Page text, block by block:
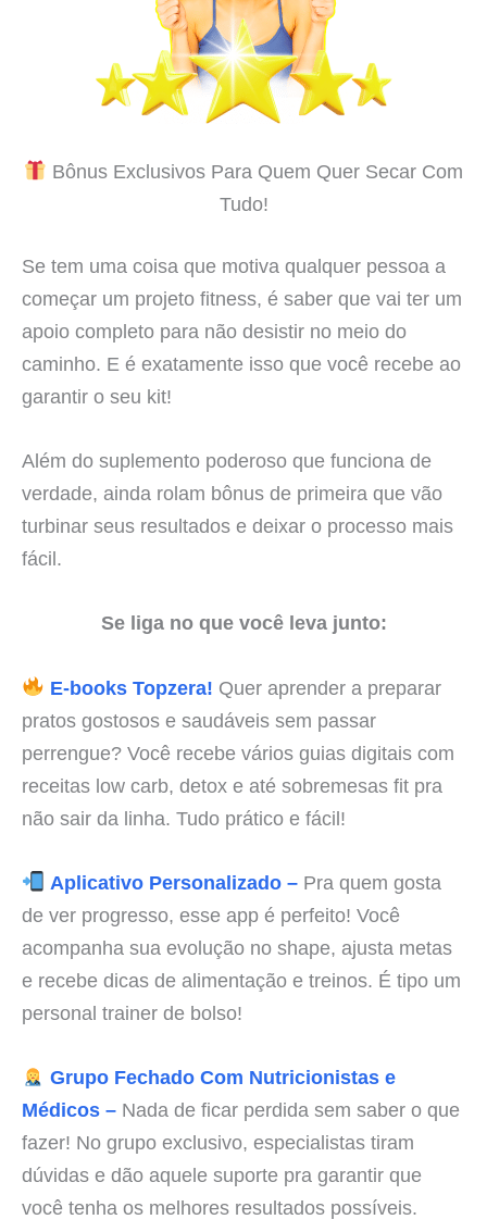
Bônus Exclusivos Para Quem Quer Secar Com
Tudo!
Se tem uma coisa que motiva qualquer pessoa a
começar um projeto fitness, é saber que vai ter um
apoio completo para não desistir no meio do
caminho. E é exatamente isso que você recebe ao
garantir o seu kit!
Além do suplemento poderoso que funciona de
verdade, ainda rolam bônus de primeira que vão
turbinar seus resultados e deixar o processo mais
fácil.
Se liga no que você leva junto:
E-books Topzera! Quer aprender a preparar
pratos gostosos e saudáveis sem passar
perrengue? Você recebe vários guias digitais com
receitas low carb, detox e até sobremesas fit pra
não sair da linha. Tudo prático e fácil!
Aplicativo Personalizado –Pra quem gosta
de ver progresso, esse app é perfeito! Você
acompanha sua evolução no shape, ajusta metas
e recebe dicas de alimentação e treinos. É tipo um
personal trainer de bolso!
Grupo Fechado Com Nutricionistas e
Médicos – Nada de ficar perdida sem saber o que
fazer! No grupo exclusivo, especialistas tiram
dúvidas e dão aquele suporte pra garantir que
você tenha os melhores resultados possíveis.